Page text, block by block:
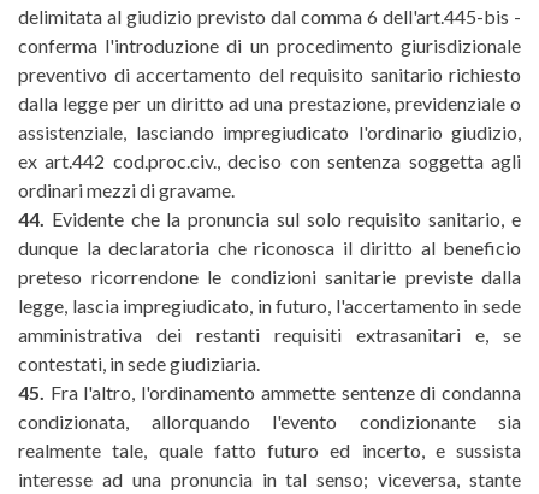
delimitata al giudizio previsto dal comma 6 dell'art.445-bis -
conferma l'introduzione di un procedimento giurisdizionale
preventivo di accertamento del requisito sanitario richiesto
dalla legge per un diritto ad una prestazione, previdenziale o
assistenziale, lasciando impregiudicato l'ordinario giudizio,
ex art.442 cod.proc.civ., deciso con sentenza soggetta agli
ordinari mezzi di gravame.
44. Evidente che la pronuncia sul solo requisito sanitario, e
dunque la declaratoria che riconosca il diritto al beneficio
preteso ricorrendone le condizioni sanitarie previste dalla
legge, lascia impregiudicato, in futuro, l'accertamento in sede
amministrativa dei restanti requisiti extrasanitari e, se
contestati, in sede giudiziaria.
45. Fra l'altro, l'ordinamento ammette sentenze di condanna
condizionata, allorquando l'evento condizionante sia
realmente tale, quale fatto futuro ed incerto, e sussista
interesse ad una pronuncia in tal senso; viceversa, stante